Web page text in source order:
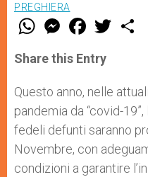
PREGHIERA
W
t
s
p
p
M
e
s
e
g
e
r
F
a
e
b
o
k
w
r
Share this Entry
Questo anno, nelle
pandemia da “covid-
fedeli defunti saranno
Novembre, con
condizioni a garantire